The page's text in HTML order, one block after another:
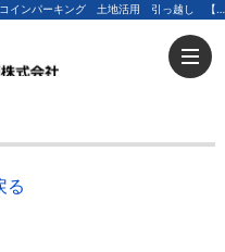
足立区 竹の塚 不動産 賃貸 売買 管理 設計 コインパーキング 土地活用 引っ越し 【3月10日更新】ブログ更新 さくら | 足立区の不動産ならインターナショナル岩田企画
る